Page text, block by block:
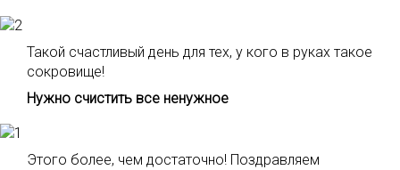
Такой счастливый день для тех, у кого в руках такое
сокровище!
Нужно счистить все ненужное
Этого более, чем достаточно! Поздравляем